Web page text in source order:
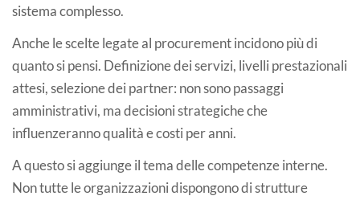
sistema complesso.
Anche le scelte legate al procurement incidono più di
quanto si pensi. Definizione dei servizi, livelli prestazionali
attesi, selezione dei partner: non sono passaggi
amministrativi, ma decisioni strategiche che
influenzeranno qualità e costi per anni.
A questo si aggiunge il tema delle competenze interne.
Non tutte le organizzazioni dispongono di strutture